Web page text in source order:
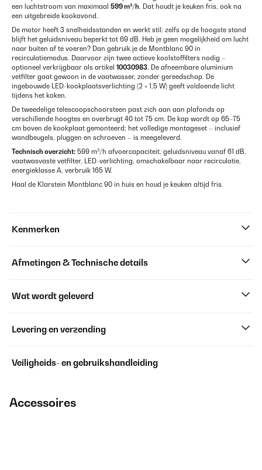
een luchtstroom van maximaal 599 m³/h. Dat houdt je keuken fris, ook na
een uitgebreide kookavond.
De motor heeft 3 snelheidsstanden en werkt stil: zelfs op de hoogste stand
blijft het geluidsniveau beperkt tot 69 dB. Heb je geen mogelijkheid om lucht
naar buiten af te voeren? Dan gebruik je de Montblanc 90 in
recirculatiemodus. Daarvoor zijn twee actieve koolstoffilters nodig –
optioneel verkrijgbaar als artikel 10030983. De afneembare aluminium
vetfilter gaat gewoon in de vaatwasser, zonder gereedschap. De
ingebouwde LED-kookplaatsverlichting (2 × 1,5 W) geeft voldoende licht
tijdens het koken.
De tweedelige telescoopschoorsteen past zich aan aan plafonds op
verschillende hoogtes en overbrugt 40 tot 75 cm. De kap wordt op 65–75
cm boven de kookplaat gemonteerd; het volledige montageset – inclusief
wandbeugels, pluggen en schroeven – is meegeleverd.
Technisch overzicht: 599 m³/h afvoercapaciteit, geluidsniveau vanaf 61 dB,
vaatwasvaste vetfilter, LED-verlichting, omschakelbaar naar recirculatie,
energieklasse A, verbruik 165 W.
Haal de Klarstein Montblanc 90 in huis en houd je keuken altijd fris.
Kenmerken
Afmetingen & Technische details
Wat wordt geleverd
Levering en verzending
Veiligheids- en gebruikshandleiding
Accessoires